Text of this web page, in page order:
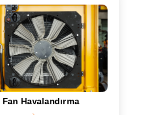
Fan Havalandırma